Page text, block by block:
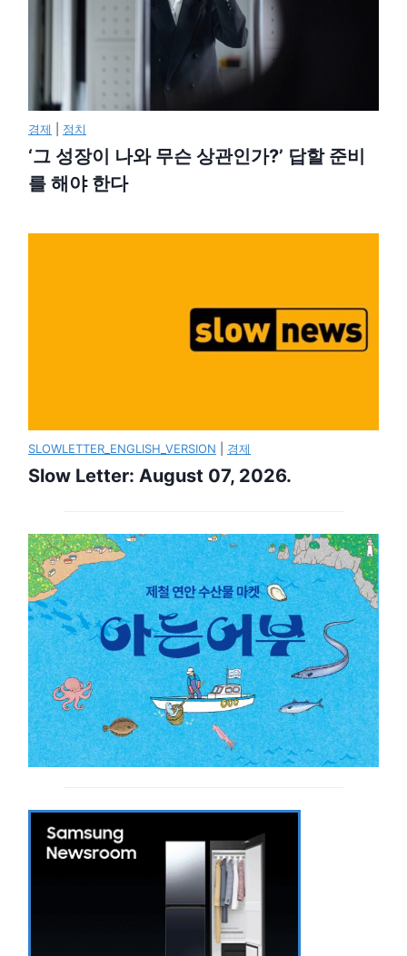
경제 정치
‘그 성장이 나와 무슨 상관인가?’ 답할 준비
를 해야 한다
SLOWLETTER_ENGLISH_VERSION 경제
Slow Letter: August 07, 2026.